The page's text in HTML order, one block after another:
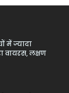
में ज्यादा
वायरस, लक्षण